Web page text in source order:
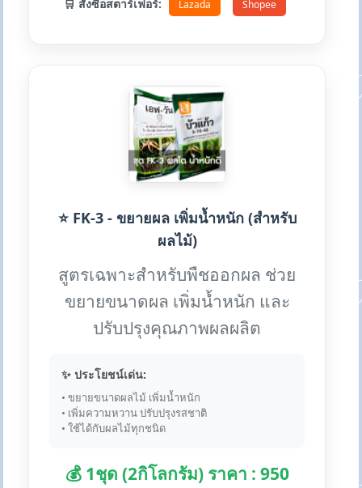
🛒 สั่งซื้อสตาร์เฟอร์: Lazada Shopee
⭐ FK-3 - ขยายผล เพิ่มน้ำหนัก (สำหรับ
ผลไม้)
สูตรเฉพาะสำหรับพืชออกผล ช่วย
ขยายขนาดผล เพิ่มน้ำหนัก และ
ปรับปรุงคุณภาพผลผลิต
✨ ประโยชน์เด่น:
• ขยายขนาดผลไม้ เพิ่มน้ำหนัก
• เพิ่มความหวาน ปรับปรุงรสชาติ
• ใช้ได้กับผลไม้ทุกชนิด
💰 1ชุด (2กิโลกรัม) ราคา : 950